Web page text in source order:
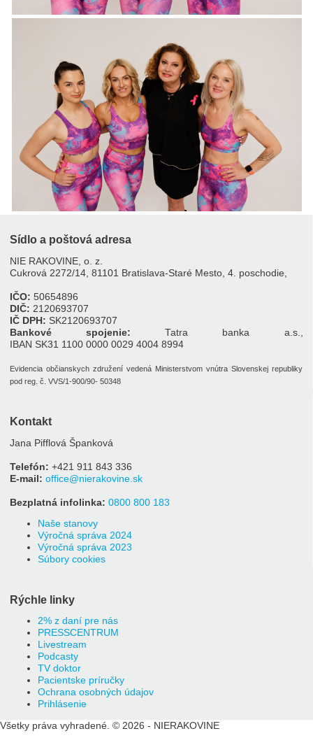
Sídlo a poštová adresa
NIE RAKOVINE, o. z.
Cukrová 2272/14, 81101 Bratislava-Staré Mesto, 4. poschodie,
IČO: 50654896
DIČ: 2120693707
IČ DPH: SK2120693707
Bankové spojenie: Tatra banka a.s.,
IBAN SK31 1100 0000 0029 4004 8994
Evidencia občianskych združení vedená Ministerstvom vnútra Slovenskej republiky
pod reg. č. VVS/1-900/90- 50348
Kontakt
Jana Pifflová Španková
Telefón: +421 911 843 336
E-mail: office@nierakovine.sk
Bezplatná infolinka: 0800 800 183
Naše stanovy
Výročná správa 2024
Výročná správa 2023
Súbory cookies
Rýchle linky
2% z daní pre nás
PRESSCENTRUM
Livestream
Podcasty
TV doktor
Pacientske príručky
Ochrana osobných údajov
Prihlásenie
Všetky práva vyhradené. © 2026 - NIERAKOVINE